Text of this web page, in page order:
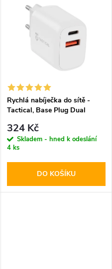
Rychlá nabíječka do sítě -
Tactical, Base Plug Dual
324 Kč
Skladem - hned k odeslání
4 ks
DO KOŠÍKU